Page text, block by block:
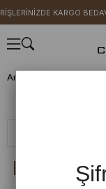
KARGO BEDAVA!
Anasayfa